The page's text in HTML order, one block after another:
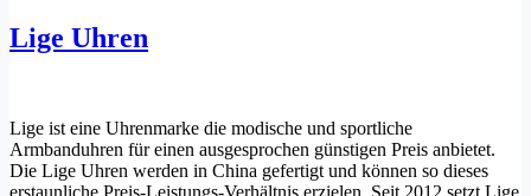
Lige Uhren
Lige ist eine Uhrenmarke die modische und sportliche
Armbanduhren für einen ausgesprochen günstigen Preis anbietet.
Die Lige Uhren werden in China gefertigt und können so dieses
erstaunliche Preis-Leistungs-Verhältnis erzielen. Seit 2012 setzt Lige